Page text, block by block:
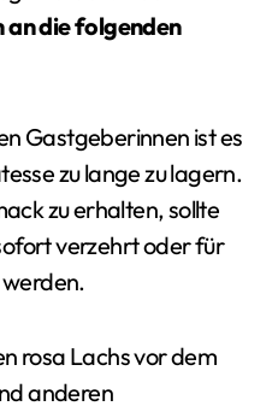
an die folgenden
Gastgeberinnen ist es
zu lange zu lagern.
zu erhalten, sollte
verzehrt oder für
rosa Lachs vor dem
anderen